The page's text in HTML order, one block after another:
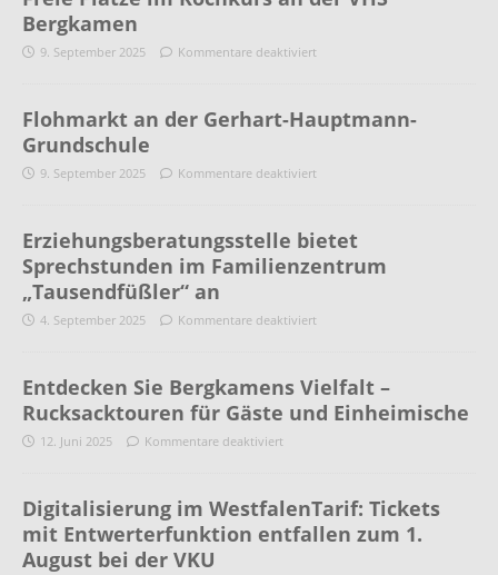
Bergkamen
9. September 2025 Kommentare deaktiviert
Flohmarkt an der Gerhart-Hauptmann-
Grundschule
9. September 2025 Kommentare deaktiviert
Erziehungsberatungsstelle bietet
Sprechstunden im Familienzentrum
„Tausendfüßler“ an
4. September 2025 Kommentare deaktiviert
Entdecken Sie Bergkamens Vielfalt –
Rucksacktouren für Gäste und Einheimische
12. Juni 2025 Kommentare deaktiviert
Digitalisierung im WestfalenTarif: Tickets
mit Entwerterfunktion entfallen zum 1.
August bei der VKU